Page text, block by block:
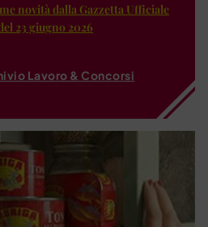
novità dalla Gazzetta Ufficiale
23 giugno 2026
Lavoro & Concorsi